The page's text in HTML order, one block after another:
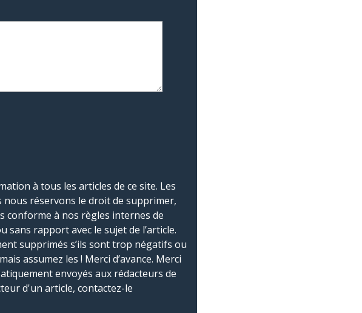
à tous les articles de ce site. Les
réservons le droit de supprimer,
conforme à nos règles internes de
rapport avec le sujet de l’article.
supprimés s’ils sont trop négatifs ou
assumez les ! Merci d’avance. Merci
envoyés aux rédacteurs de
d'un article, contactez-le